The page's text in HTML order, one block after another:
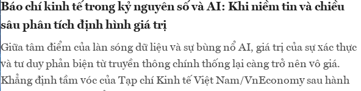
Báo chí kinh tế trong kỷ nguyên số và AI: Khi niềm tin và chiều
sâu phân tích định hình giá trị
Giữa tâm điểm của làn sóng dữ liệu và sự bùng nổ AI, giá trị của sự xác thực
và tư duy phản biện từ truyền thông chính thống lại càng trở nên vô giá.
Khẳng định tầm vóc của Tạp chí Kinh tế Việt Nam/VnEconomy sau hành